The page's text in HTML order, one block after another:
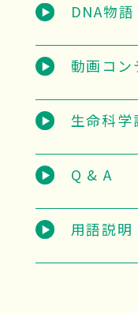
DNA物語
動画コン
生命科学
Q & A
用語説明